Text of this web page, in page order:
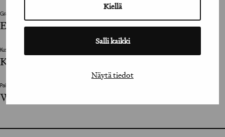
Kiellä
Salli kaikki
Näytä tiedot
Graafinen suunnittelija / Graphic Designer
Elina Warsta
Kustantaja / Publisher
Kustannusosakeyhtiö Siltala
Painotalo / Printing House
WS Bookwell Oy